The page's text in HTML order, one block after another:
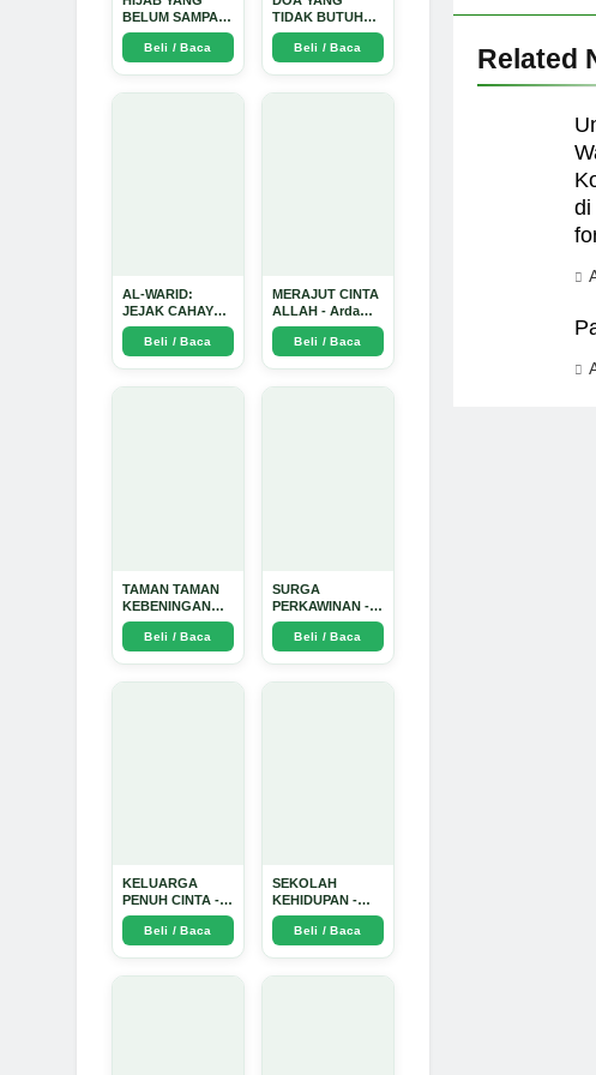
BELUM SAMPAI
KE HATI: Ketika
Cinta Seorang
Ustadz Menjadi
Beli / Baca
TIDAK BUTUH
SINYAL: Kisah
Tiga Jiwa yang
Tersesat di Era AI
Beli / Baca
AL-WARID:
JEJAK CAHAYA
DI ANTARA DUA
ZAMAN - Arda
Dinata
Beli / Baca
MERAJUT CINTA
ALLAH - Arda
Dinata
Beli / Baca
TAMAN TAMAN
KEBENINGAN
HATI - Arda
DinataBeli / Baca
SURGA
PERKAWINAN -
Arda Dinata
Beli / Baca
KELUARGA
PENUH CINTA -
Arda Dinata
Beli / Baca
SEKOLAH
KEHIDUPAN -
Arda Dinata
Beli / Baca
Related
di